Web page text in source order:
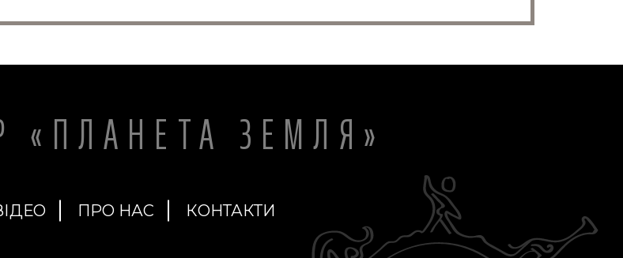
«ПЛАНЕТА ЗЕМЛЯ»
ПРО НАС КОНТАКТИ